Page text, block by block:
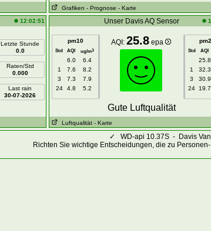
Grafiken - Prognose - Karte
12:02:51
Letzte Stunde
0.0
Raten/Std
0.000
Last rain
30-07-2026
Unser Davis AQ Sensor
pm10
Std AQI ug/m3
6.0
6.4
1
7.6
8.2
3
7.3
7.9
24
4.8 5.2
AQI: 25.8 epa
Std AQI
25.8
1
32.3
3
30.9
24
19.7
Gute Luftqualität
Luftqualität - Karte
✓
WD-api 10.37S - Davis
Richten Sie wichtige Entscheidungen, die zu